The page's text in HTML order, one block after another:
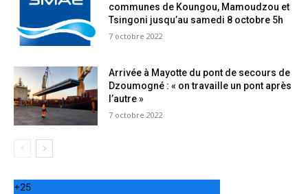
communes de Koungou, Mamoudzou et
Tsingoni jusqu’au samedi 8 octobre 5h
7 octobre 2022
Arrivée à Mayotte du pont de secours de
Dzoumogné : « on travaille un pont après
l’autre »
7 octobre 2022
+25